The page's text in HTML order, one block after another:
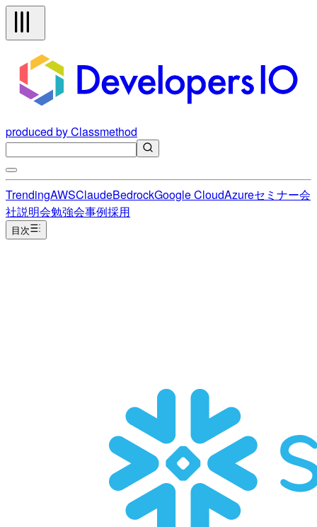
produced by Classmethod
TrendingAWSClaudeBedrockGoogle CloudAzureセミナー会
社説明会勉強会事例採用
目次